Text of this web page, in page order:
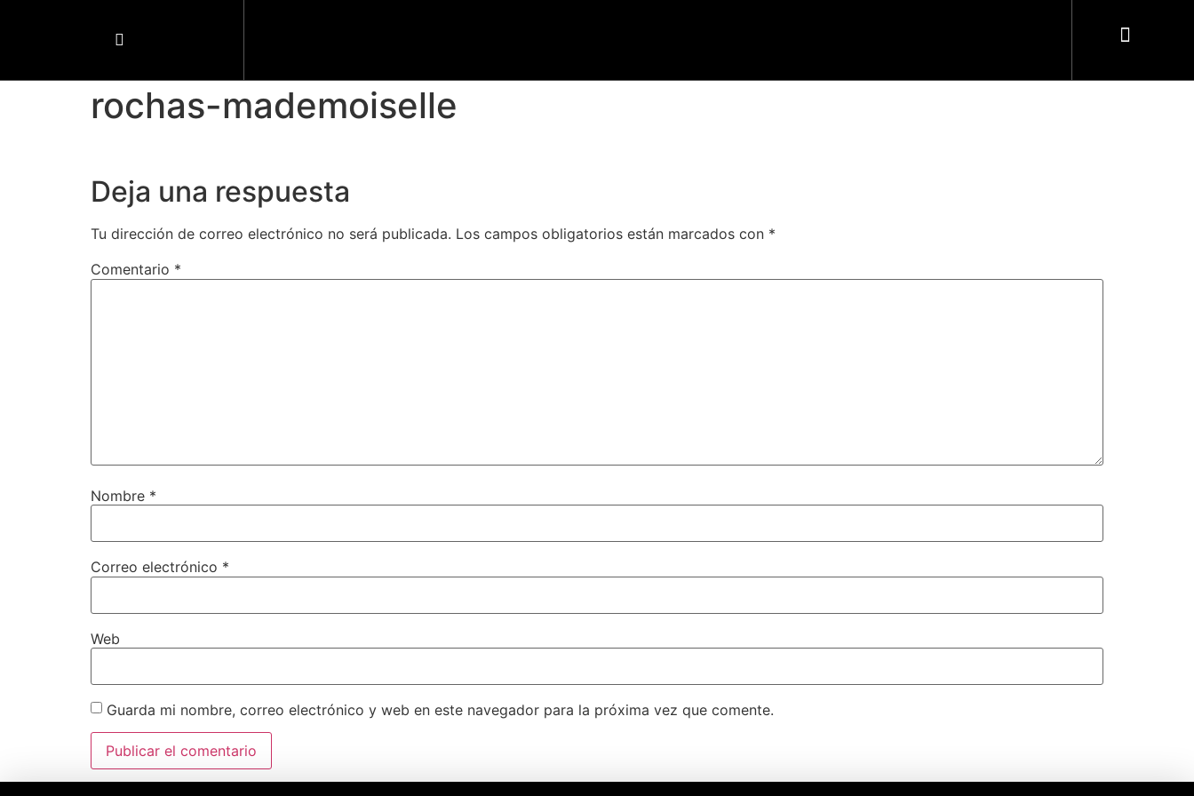
rochas-mademoiselle
Deja una respuesta
Tu dirección de correo electrónico no será publicada. Los campos obligatorios están marcados con *
Comentario *
Nombre *
Correo electrónico *
Web
Guarda mi nombre, correo electrónico y web en este navegador para la próxima vez que comente.